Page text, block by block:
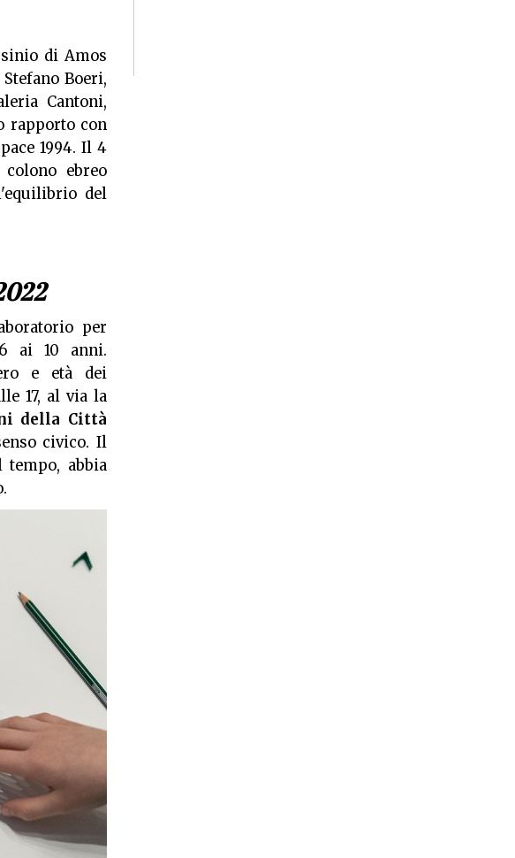
di Amos
Boeri,
Cantoni,
rapporto con
1994. Il 4
ebreo
del
per
ai 10 anni.
e età dei
17, al via la
della Città
civico. Il
abbia